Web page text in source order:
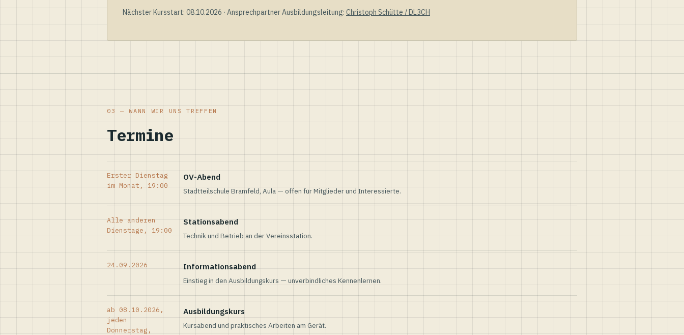
Nächster Kursstart: 08.10.2026 · Ansprechpartner Ausbildungsleitung: Christoph Schütte / DL3CH
03 — WANN WIR UNS TREFFEN
Termine
Erster Dienstag
im Monat, 19:00
OV-Abend
Stadtteilschule Bramfeld, Aula — offen für Mitglieder und Interessierte.
Alle anderen
Dienstage, 19:00
Stationsabend
Technik und Betrieb an der Vereinsstation.
24.09.2026 Informationsabend
Einstieg in den Ausbildungskurs — unverbindliches Kennenlernen.
ab 08.10.2026,
jeden
Donnerstag,
Ausbildungskurs
Kursabend und praktisches Arbeiten am Gerät.